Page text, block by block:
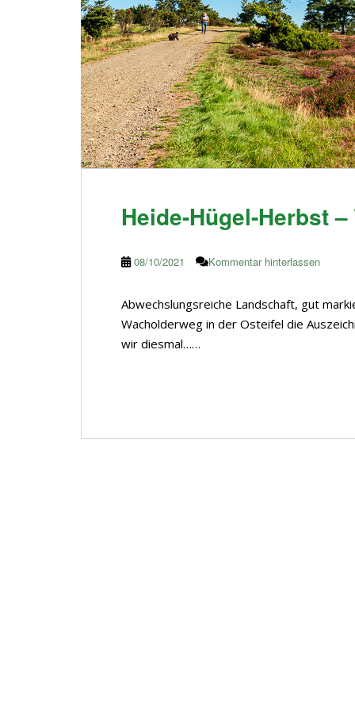
Heide-Hügel-Herbst
08/10/2021 Kommentar hinterlassen
Abwechslungsreiche Landschaft, gut
Wacholderweg in der Osteifel die
wir diesmal……